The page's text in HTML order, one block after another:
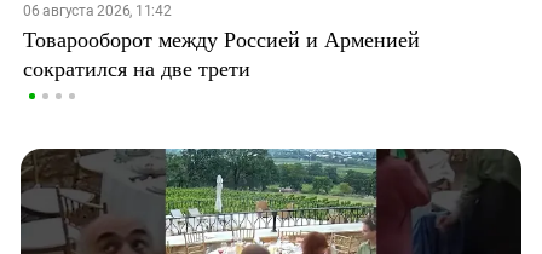
06 августа 2026, 11:42
Товарооборот между Россией и Арменией
сократился на две трети